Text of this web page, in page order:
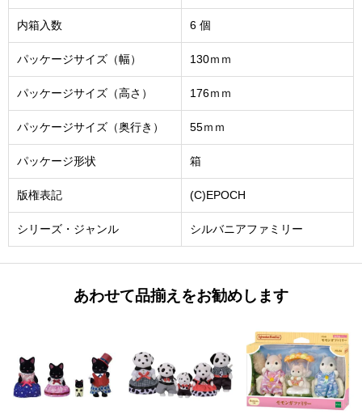
内箱入数 6 個
パッケージサイズ（幅） 130ｍｍ
パッケージサイズ（高さ） 176ｍｍ
パッケージサイズ（奥行き） 55ｍｍ
パッケージ形状 箱
版権表記 (C)EPOCH
シリーズ・ジャンル シルバニアファミリー
あわせて品揃えをお勧めします